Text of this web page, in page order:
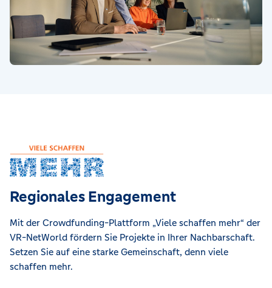
Regionales Engagement
Mit der Crowdfunding-Plattform „Viele schaffen mehr“ der
VR-NetWorld fördern Sie Projekte in Ihrer Nachbarschaft.
Setzen Sie auf eine starke Gemeinschaft, denn viele
schaffen mehr.